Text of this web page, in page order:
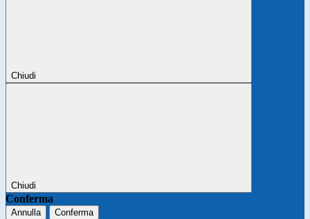
Chiudi
Chiudi
Conferma
Annulla Conferma